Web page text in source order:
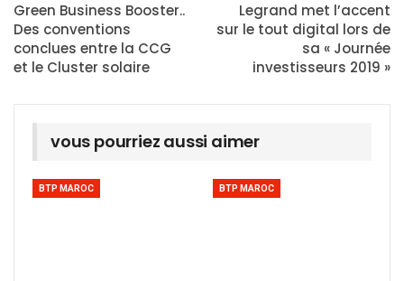
Green Business Booster..
Des conventions
conclues entre la CCG
et le Cluster solaire
Legrand met l’accent
sur le tout digital lors de
sa « Journée
investisseurs 2019 »
vous pourriez aussi aimer
BTP MAROC BTP MAROC